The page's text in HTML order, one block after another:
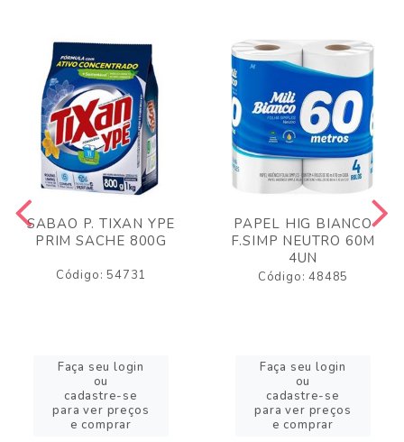
SABAO P. TIXAN YPE
PRIM SACHE 800G
Código: 54731
Faça seu login
ou
cadastre-se
para ver preços
e comprar
PAPEL HIG BIANCO
F.SIMP NEUTRO 60M
4UN
Código: 48485
Faça seu login
ou
cadastre-se
para ver preços
e comprar